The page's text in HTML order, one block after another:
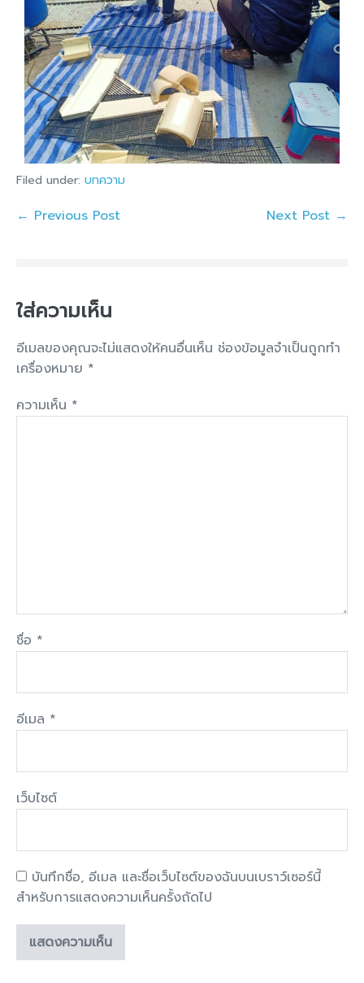
Filed under: บทความ
← Previous Post Next Post →
ใส่ความเห็น
อีเมลของคุณจะไม่แสดงให้คนอื่นเห็น ช่องข้อมูลจำเป็นถูกทำ
เครื่องหมาย *
ความเห็น *
ชื่อ *
อีเมล *
เว็บไซต์
บันทึกชื่อ, อีเมล และชื่อเว็บไซต์ของฉันบนเบราว์เซอร์นี้
สำหรับการแสดงความเห็นครั้งถัดไป